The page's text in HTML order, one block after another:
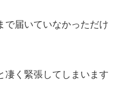
で届いていなかっただけ
凄く緊張してしまいます